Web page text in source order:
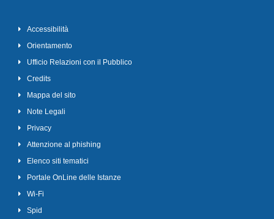
Accessibilità
Orientamento
Ufficio Relazioni con il Pubblico
Credits
Mappa del sito
Note Legali
Privacy
Attenzione al phishing
Elenco siti tematici
Portale OnLine delle Istanze
Wi-Fi
Spid